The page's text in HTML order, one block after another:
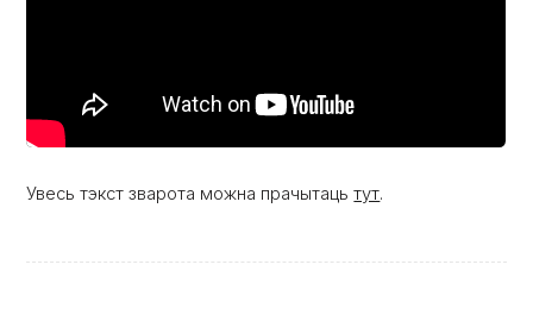
Увесь тэкст зварота можна прачытацьтут.